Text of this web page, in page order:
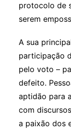
protocolo de
serem
A sua
participação
pelo voto –
defeito.
aptidão para
com
a paixão dos